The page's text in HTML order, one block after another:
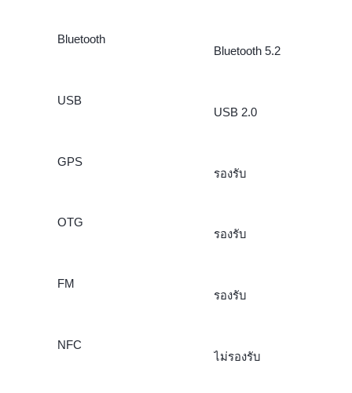
Bluetooth
Bluetooth 5.2
USB
USB 2.0
GPS
รองรับ
OTG
รองรับ
FM
รองรับ
NFC
ไม่รองรับ